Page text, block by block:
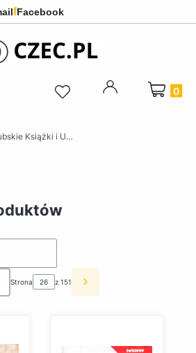
fFacebook
Produkty
i Upominki - Pamiątki z Kaszub
produkty
Strona z 151 Następne produkty